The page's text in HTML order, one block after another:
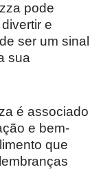
pode
e
ser um sinal
sua
é associado
e bem-
que